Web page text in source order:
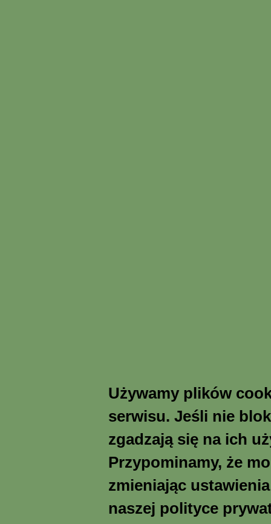
Używamy plików
serwisu. Jeśli nie
zgadzają się na ich
Przypominamy, że
zmieniając
naszej polityce